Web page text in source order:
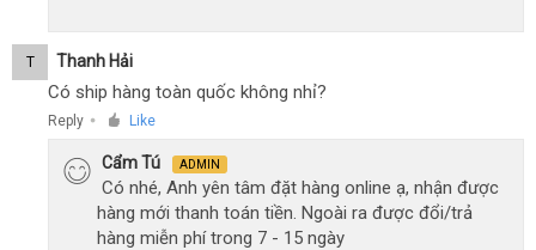
T Thanh Hải
Có ship hàng toàn quốc không nhỉ?
Reply ● Like
Cẩm Tú ADMIN
Có nhé, Anh yên tâm đặt hàng online ạ, nhận được
hàng mới thanh toán tiền. Ngoài ra được đổi/trả
hàng miễn phí trong 7 - 15 ngày